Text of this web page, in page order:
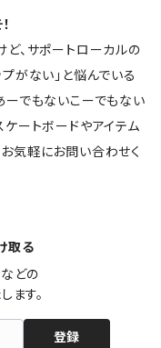
ど、サポートローカルの
がない」と悩んでいる
ーでもないこーでもない
ケートボードやアイテム
気軽にお問い合わせく
取る
どの
ます。
登録